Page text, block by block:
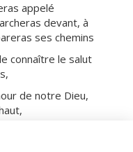
appelé
devant, à
ses chemins
connaître le salut
de notre Dieu,
nos pas au